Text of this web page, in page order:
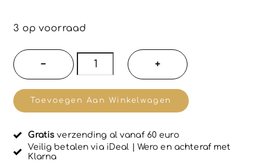
w
r
d
e
r
d
0
t
5
3 op voorraad
−
Luxe
handgemaakte
Interieur
-
+
Toevoegen Aan Winkelwagen
Gratis verzending al vanaf 60 euro
Veilig betalen via iDeal | Wero en achteraf met
Klarna